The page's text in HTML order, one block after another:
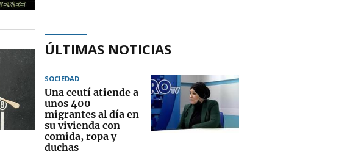
ÚLTIMAS NOTICIAS
SOCIEDAD
Una ceutí atiende a
unos 400
migrantes al día en
su vivienda con
comida, ropa y
duchas